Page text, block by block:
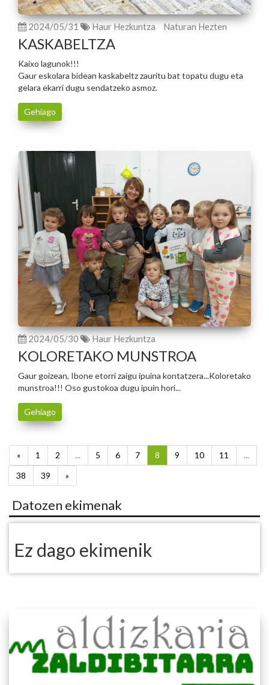
2024/05/31 Haur Hezkuntza Naturan Hezten
KASKABELTZA
Kaixo lagunok!!!
Gaur eskolara bidean kaskabeltz zauritu bat topatu dugu eta
gelara ekarri dugu sendatzeko asmoz.
Gehiago
2024/05/30 Haur Hezkuntza
KOLORETAKO MUNSTROA
Gaur goizean, Ibone etorri zaigu ipuina kontatzera...Koloretako
munstroa!!! Oso gustokoa dugu ipuin hori...
Gehiago
« 1 2 ... 5 6 7 8 9 10 11
...
38
39 »
Datozen ekimenak
Ez dago ekimenik